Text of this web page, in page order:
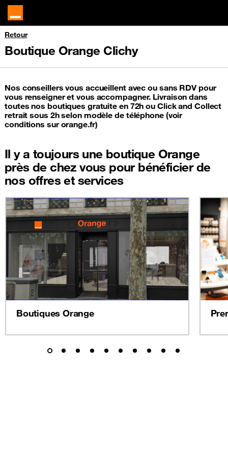
Retour
Boutique Orange Clichy
Nos conseillers vous accueillent avec ou sans RDV pour
vous renseigner et vous accompagner. Livraison dans
toutes nos boutiques gratuite en 72h ou Click and Collect
retrait sous 2h selon modèle de téléphone (voir
conditions sur orange.fr)
Il y a toujours une boutique Orange
près de chez vous pour bénéficier de
nos offres et services
Boutiques Orange